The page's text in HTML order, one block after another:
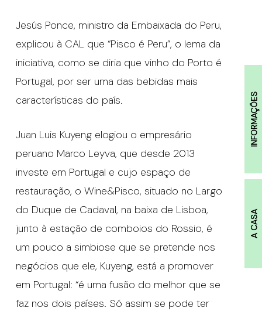
INFORMAÇÕES
A CASA
Jesús Ponce, ministro da Embaixada do Peru,
explicou à CAL que “Pisco é Peru”, o lema da
iniciativa, como se diria que vinho do Porto é
Portugal, por ser uma das bebidas mais
características do país.
Juan Luis Kuyeng elogiou o empresário
peruano Marco Leyva, que desde 2013
investe em Portugal e cujo espaço de
restauração, o Wine&Pisco, situado no Largo
do Duque de Cadaval, na baixa de Lisboa,
junto à estação de comboios do Rossio, é
um pouco a simbiose que se pretende nos
negócios que ele, Kuyeng, está a promover
em Portugal: “é uma fusão do melhor que se
faz nos dois países. Só assim se pode ter